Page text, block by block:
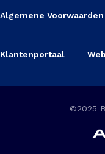
Algemene Voorwaarden
Klantenportaal
©2025